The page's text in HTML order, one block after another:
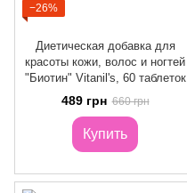
−26%
Диетическая добавка для
красоты кожи, волос и ногтей
"Биотин" Vitanil's, 60 таблеток
489 грн 660 грн
Купить